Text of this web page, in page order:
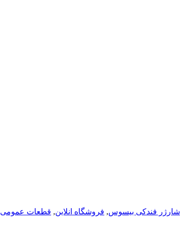
شارژر فندکی بیسوس, فروشگاه انلاین, قطعات عمومی